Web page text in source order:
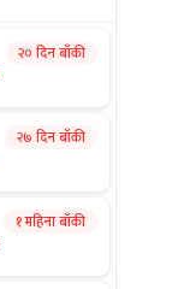
२० दिन बाँकी
२७ दिन बाँकी
१ महिना बाँकी